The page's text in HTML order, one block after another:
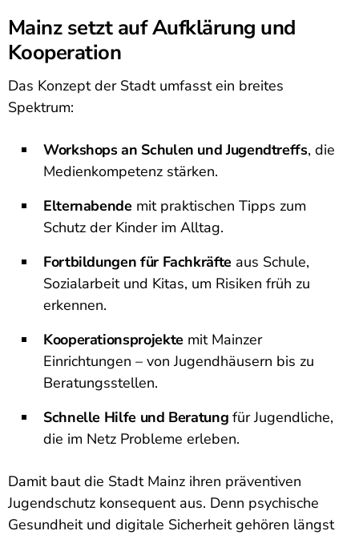
Mainz setzt auf Aufklärung und
Kooperation
Das Konzept der Stadt umfasst ein breites
Spektrum:
Workshops an Schulen und Jugendtreffs, die
Medienkompetenz stärken.
Elternabendemit praktischen Tipps zum
Schutz der Kinder im Alltag.
Fortbildungen für Fachkräfteaus Schule,
Sozialarbeit und Kitas, um Risiken früh zu
erkennen.
Kooperationsprojektemit Mainzer
Einrichtungen – von Jugendhäusern bis zu
Beratungsstellen.
Schnelle Hilfe und Beratung für Jugendliche,
die im Netz Probleme erleben.
Damit baut die Stadt Mainz ihren präventiven
Jugendschutz konsequent aus. Denn psychische
Gesundheit und digitale Sicherheit gehören längst